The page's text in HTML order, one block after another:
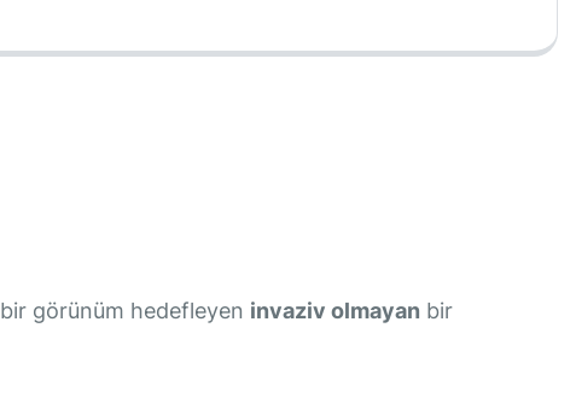
bir görünüm hedefleyen invaziv olmayan bir